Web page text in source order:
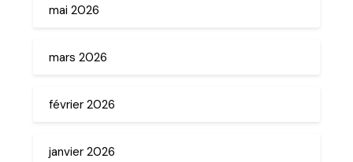
mai 2026
mars 2026
février 2026
janvier 2026